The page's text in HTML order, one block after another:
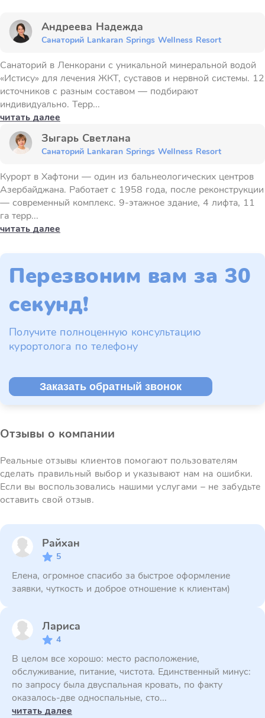
Андреева Надежда
Санаторий Lankaran Springs Wellness Resort
Санаторий в Ленкорани с уникальной минеральной водой
«Истису» для лечения ЖКТ, суставов и нервной системы. 12
источников с разным составом — подбирают
индивидуально. Терр...
читать далее
Зыгарь Светлана
Санаторий Lankaran Springs Wellness Resort
Курорт в Хафтони — один из бальнеологических центров
Азербайджана. Работает с 1958 года, после реконструкции
— современный комплекс. 9-этажное здание, 4 лифта, 11
га терр...
читать далее
Перезвоним вам за 30
секунд!
Получите полноценную консультацию
курортолога по телефону
Заказать обратный звонок
Отзывы о компании
Реальные отзывы клиентов помогают пользователям
сделать правильный выбор и указывают нам на ошибки.
Если вы воспользовались нашими услугами – не забудьте
оставить свой отзыв.
Райхан
5
Елена, огромное спасибо за быстрое оформление
заявки, чуткость и доброе отношение к клиентам)
Лариса
4
В целом все хорошо: место расположение,
обслуживание, питание, чистота. Единственный минус:
по запросу была двуспальная кровать, по факту
оказалось-две односпальные, сто...
читать далее